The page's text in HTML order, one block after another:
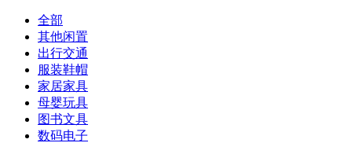
全部
其他闲置
出行交通
服装鞋帽
家居家具
母婴玩具
图书文具
数码电子